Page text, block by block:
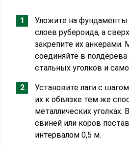
Уложите на фундаменты
слоев рубероида, а
закрепите их анкерами.
соединяйте в
стальных уголков и
Установите лаги с
их к обвязке тем же
металлических уголках.
свиней или коров
интервалом 0,5 м.